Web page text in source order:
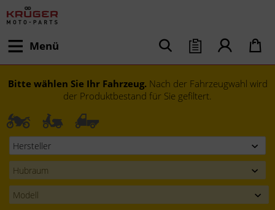
Menü
Bitte wählen Sie Ihr Fahrzeug. Nach der Fahrzeugwahl wird
der Produktbestand für Sie gefiltert.